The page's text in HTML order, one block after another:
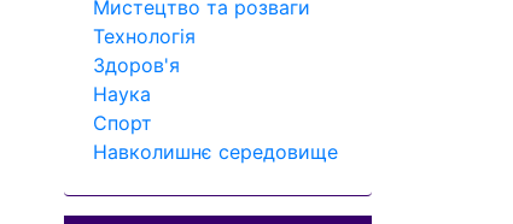
Мистецтво та розваги
Технологія
Здоров'я
Наука
Спорт
Навколишнє середовище